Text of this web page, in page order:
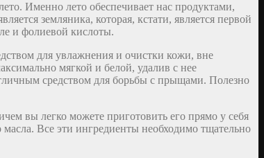
Именно лето обеспечивает нас продуктами,
земляника, которая, кстати, является первой
и фолиевой кислоты.
для увлажнения и очистки кожи, вне
мягкой и белой, удалив с нее
средством для борьбы с прыщами. Полезно
вы легко можете приготовить его прямо у себя
Все эти ингредиенты необходимо тщательно